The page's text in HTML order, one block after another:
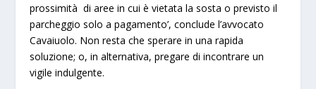
prossimità di aree in cui è vietata la sosta o previsto il
parcheggio solo a pagamento’, conclude l’avvocato
Cavaiuolo. Non resta che sperare in una rapida
soluzione; o, in alternativa, pregare di incontrare un
vigile indulgente.